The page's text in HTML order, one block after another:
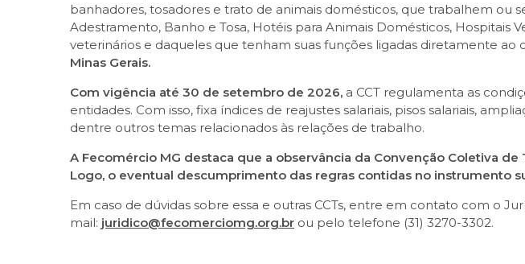
banhadores, tosadores e trato de animais domésticos, que trabalhem ou
Adestramento, Banho e Tosa, Hotéis para Animais Domésticos, Hospitais
veterinários e daqueles que tenham suas funções ligadas diretamente ao
Minas Gerais.
Com vigência até 30 de setembro de 2026, a CCT regulamenta as
entidades. Com isso, fixa índices de reajustes salariais, pisos salariais,
dentre outros temas relacionados às relações de trabalho.
A Fecomércio MG destaca que a observância da Convenção Coletiva
Logo, o eventual descumprimento das regras contidas no instrumento
Em caso de dúvidas sobre essa e outras CCTs, entre em contato com o
mail: juridico@fecomerciomg.org.br ou pelo telefone (31) 3270-3302.